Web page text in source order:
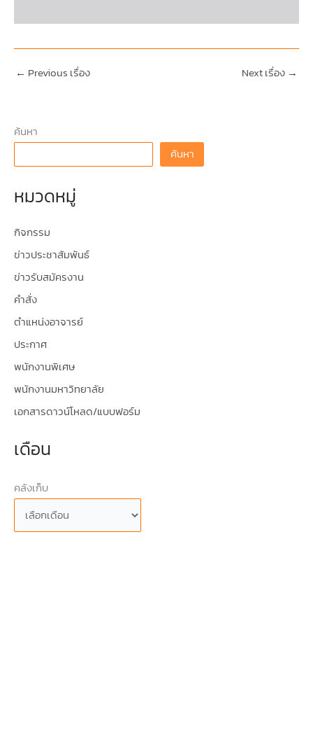
← Previous เรื่อง Next เรื่อง →
ค้นหา
ค้นหา
หมวดหมู่
กิจกรรม
ข่าวประชาสัมพันธ์
ข่าวรับสมัครงาน
คำสั่ง
ตำแหน่งอาจารย์
ประกาศ
พนักงานพิเศษ
พนักงานมหาวิทยาลัย
เอกสารดาวน์โหลด/แบบฟอร์ม
เดือน
คลังเก็บ